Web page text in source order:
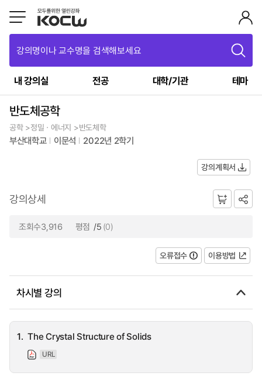
강의명이나 교수명을 검색해보세요
내 강의실 전공 대학/기관 테마
반도체공학
공학 >정밀ㆍ에너지 >반도체학
부산대학교 이문석 2022년 2학기
강의계획서
강의상세
조회수3,916 평점 /5 (0)
오류접수 이용방법
차시별 강의
1. The Crystal Structure of Solids
URL